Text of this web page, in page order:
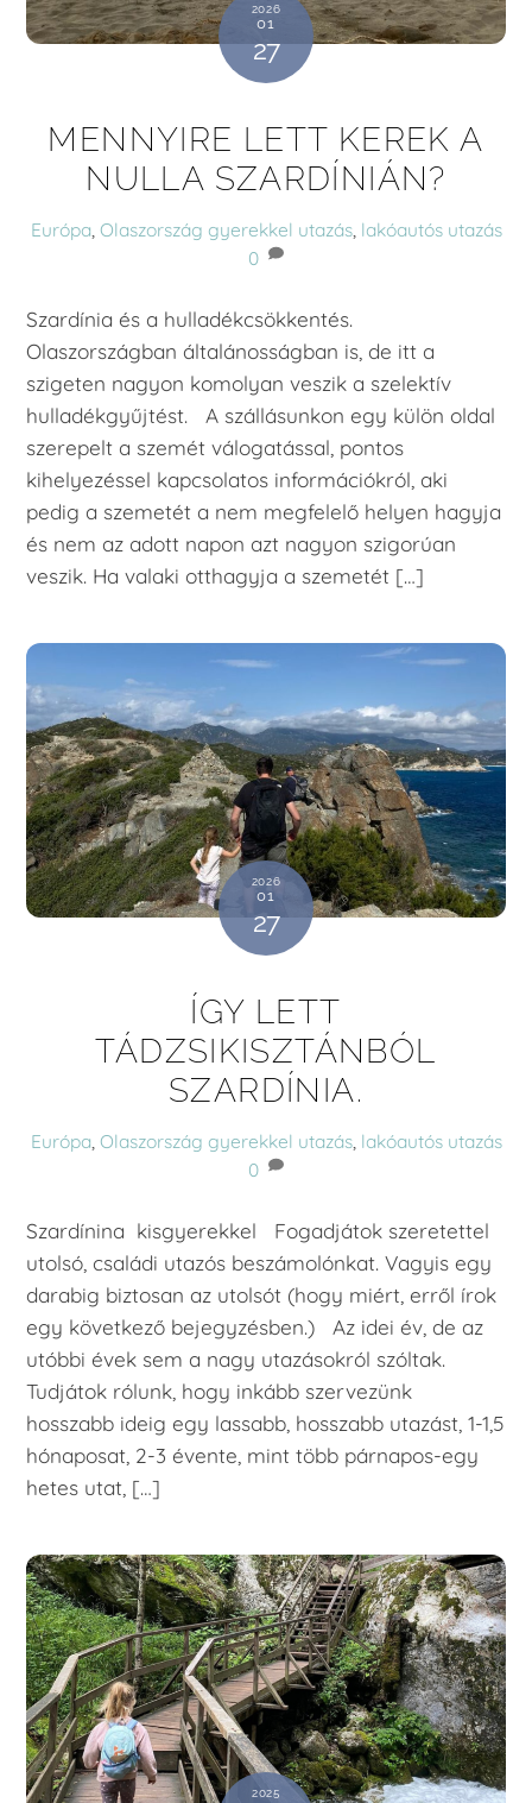
2026
01
27
MENNYIRE LETT KEREK A
NULLA SZARDÍNIÁN?
Európa, Olaszország gyerekkel utazás, lakóautós utazás
0
Szardínia és a hulladékcsökkentés.
Olaszországban általánosságban is, de itt a
szigeten nagyon komolyan veszik a szelektív
hulladékgyűjtést. A szállásunkon egy külön oldal
szerepelt a szemét válogatással, pontos
kihelyezéssel kapcsolatos információkról, aki
pedig a szemetét a nem megfelelő helyen hagyja
és nem az adott napon azt nagyon szigorúan
veszik. Ha valaki otthagyja a szemetét […]
2026
01
27
ÍGY LETT
TÁDZSIKISZTÁNBÓL
SZARDÍNIA.
Európa, Olaszország gyerekkel utazás, lakóautós utazás
0
Szardínina kisgyerekkel Fogadjátok szeretettel
utolsó, családi utazós beszámolónkat. Vagyis egy
darabig biztosan az utolsót (hogy miért, erről írok
egy következő bejegyzésben.) Az idei év, de az
utóbbi évek sem a nagy utazásokról szóltak.
Tudjátok rólunk, hogy inkább szervezünk
hosszabb ideig egy lassabb, hosszabb utazást, 1-1,5
hónaposat, 2-3 évente, mint több párnapos-egy
hetes utat, […]
2025